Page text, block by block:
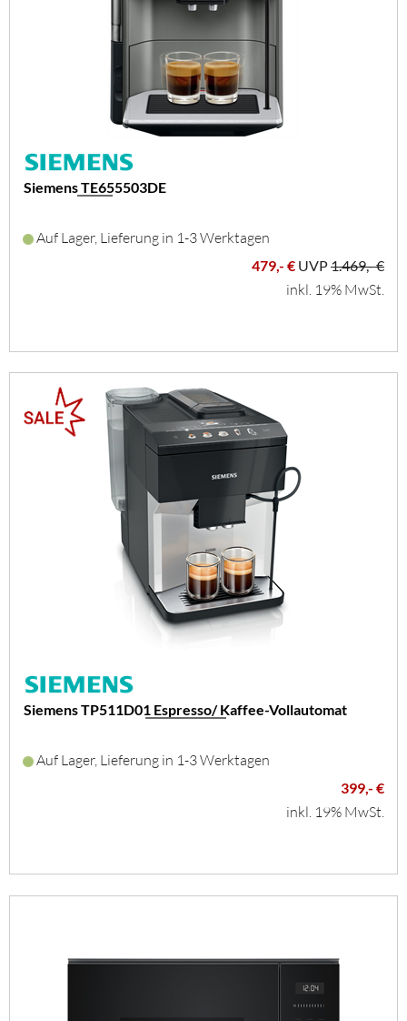
Siemens TE655503DE
Auf Lager, Lieferung in 1-3 Werktagen
479,- € UVP1.469,- €
inkl. 19% MwSt.
Siemens TP511D01 Espresso/ Kaffee-Vollautomat
Auf Lager, Lieferung in 1-3 Werktagen
399,- €
inkl. 19% MwSt.